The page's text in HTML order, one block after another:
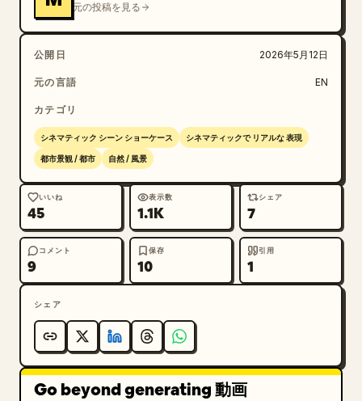
元の投稿を見る
公開日 2026年5月12日
元の言語 EN
カテゴリ
シネマティック シーン ショーケース シネマティックで リアルな 表現
都市景観 / 都市 自然 / 風景
いいね
45
表示数
1.1K
シェア
7
コメント
9
保存
10
引用
1
シェア
Go beyond generating 動画